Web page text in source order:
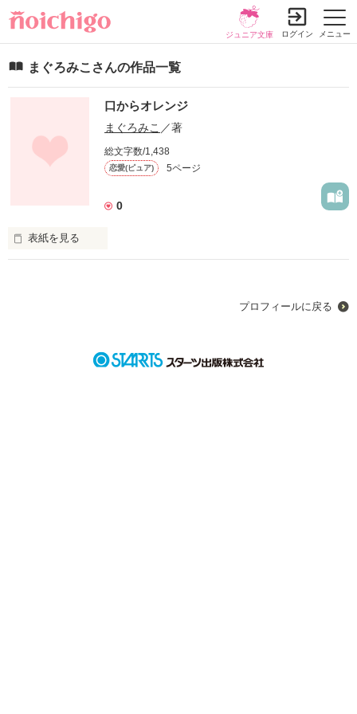
メニュー
ジュニア文庫 ログイン
まぐろみこさんの作品一覧
口からオレンジ
まぐろみこ ／著
総文字数/1,438
恋愛(ピュア) 5ページ
0
表紙を見る
プロフィールに戻る